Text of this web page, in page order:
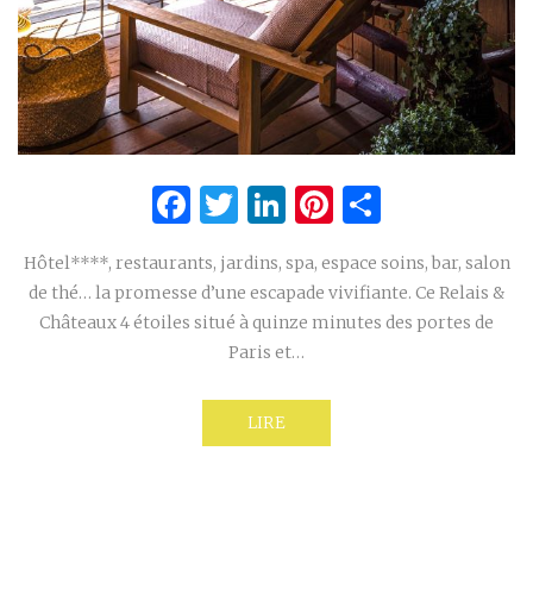
Facebook
Twitter
LinkedIn
Pinterest
Hôtel****, restaurants, jardins, spa, espace soins, bar, salon
de thé… la promesse d’une escapade vivifiante. Ce Relais &
Châteaux 4 étoiles situé à quinze minutes des portes de
Paris et…
LIRE